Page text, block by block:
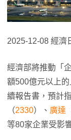
2025-12-08 經濟
經濟部將推動「
額500億元以上
續報告書，預計
（2330）、 廣達
等80家企業受影